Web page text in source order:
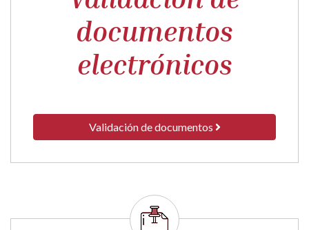
documentos
electrónicos
Validación de documentos